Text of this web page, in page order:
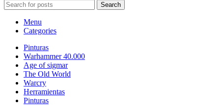
Search
Menu
Categories
Pinturas
Warhammer 40.000
Age of sigmar
The Old World
Warcry
Herramientas
Pinturas